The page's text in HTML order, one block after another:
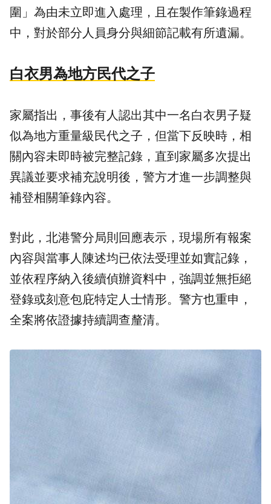
圍」為由未立即進入處理，且在製作筆錄過程
中，對於部分人員身分與細節記載有所遺漏。
白衣男為地方民代之子
家屬指出，事後有人認出其中一名白衣男子疑
似為地方重量級民代之子，但當下反映時，相
關內容未即時被完整記錄，直到家屬多次提出
異議並要求補充說明後，警方才進一步調整與
補登相關筆錄內容。
對此，北港警分局則回應表示，現場所有報案
內容與當事人陳述均已依法受理並如實記錄，
並依程序納入後續偵辦資料中，強調並無拒絕
登錄或刻意包庇特定人士情形。警方也重申，
全案將依證據持續調查釐清。